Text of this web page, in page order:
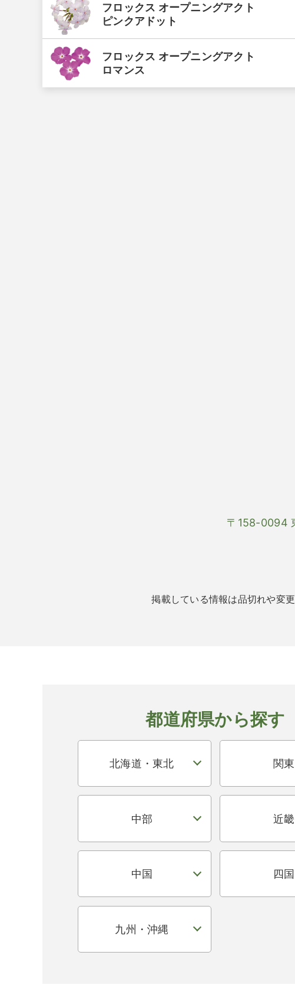
フロックス オープニングアクト
ピンクアドット
フロックス オープニングアクト
ロマンス
〒158-0094
掲載している情報は品切れや変
都道府県から探す
北海道・東北 関東
中部 近畿
中国 四国
九州・沖縄